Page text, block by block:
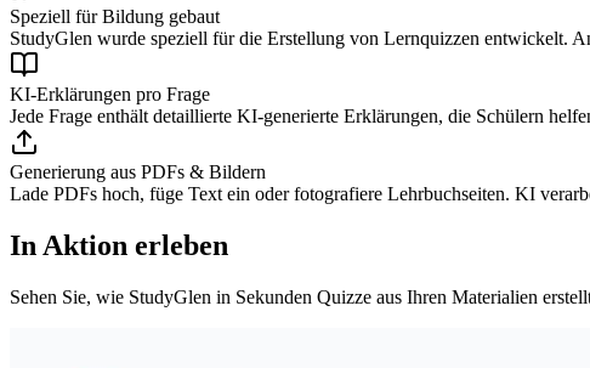
Speziell für Bildung gebaut
StudyGlen wurde speziell für die Erstellung von Lernquizzen entwickelt.
KI-Erklärungen pro Frage
Jede Frage enthält detaillierte KI-generierte Erklärungen, die Schülern
Generierung aus PDFs & Bildern
Lade PDFs hoch, füge Text ein oder fotografiere Lehrbuchseiten. KI
In Aktion erleben
Sehen Sie, wie StudyGlen in Sekunden Quizze aus Ihren Materialien